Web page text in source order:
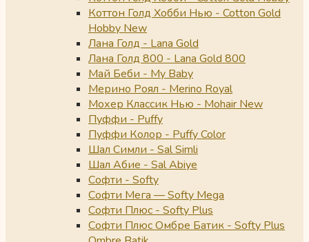
Коттон Голд Хобби Нью - Cotton Gold
Hobby New
Лана Голд - Lana Gold
Лана Голд 800 - Lana Gold 800
Май Беби - My Baby
Мерино Роял - Merino Royal
Мохер Классик Нью - Mohair New
Пуффи - Puffy
Пуффи Колор - Puffy Color
Шал Симли - Sal Simli
Шал Абие - Sal Abiye
Софти - Softy
Софти Мега — Softy Mega
Софти Плюс - Softy Plus
Софти Плюс Омбре Батик - Softy Plus